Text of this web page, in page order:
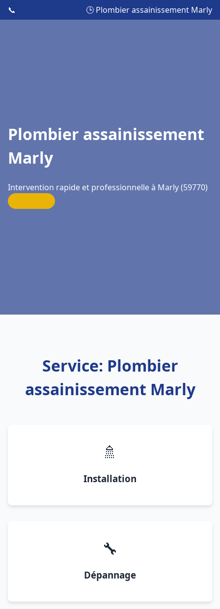
📞 🕒 Plombier assainissement Marly
Plombier assainissement
Marly
Intervention rapide et professionnelle à Marly (59770)
Service: Plombier
assainissement Marly
🚿
Installation
🔧
Dépannage